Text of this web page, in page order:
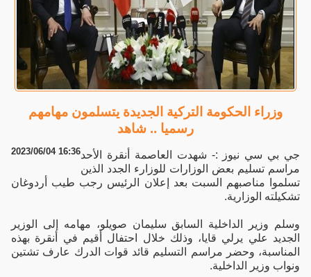
وزراء الحكومة التركية الجديدة يتسلمون مهامهم
رسميا .. شاهد
2023/06/04 16:36جي بي سي نيوز :- شهدت العاصمة أنقرة الأحد
مراسم تسليم بعض الوزارات للوزارء الجدد الذين
تسلموا مناصبهم السبت بعد إعلان الرئيس رجب طيب أردوغان
تشكيلته الوزارية.
وسلم وزير الداخلية السابق سليمان صويلو، مهامه إلى الوزير
الجديد علي يرلي قايا، وذلك خلال احتفال أقيم في أنقرة بهذه
المناسبة، وحضر مراسم التسليم قائد قوات الدرك عارف تشتين
ونواب وزير الداخلية.